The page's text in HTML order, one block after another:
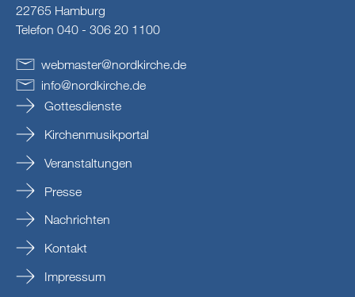
22765 Hamburg
Telefon 040 - 306 20 1100
webmaster@nordkirche.de
info@nordkirche.de
Gottesdienste
Kirchenmusikportal
Veranstaltungen
Presse
Nachrichten
Kontakt
Impressum